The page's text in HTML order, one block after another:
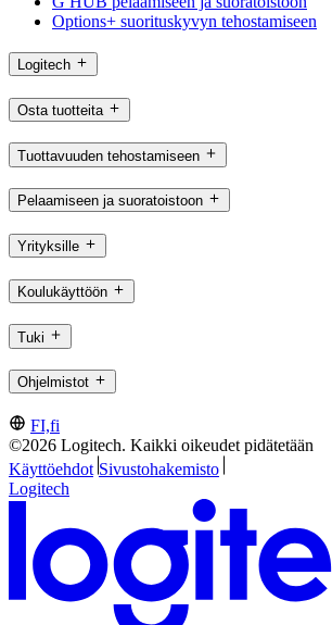
Options+ suorituskyvyn tehostamiseen
Logitech
Osta tuotteita
Tuottavuuden tehostamiseen
Pelaamiseen ja suoratoistoon
Yrityksille
Koulukäyttöön
Tuki
Ohjelmistot
FI,fi
©2026 Logitech. Kaikki oikeudet pidätetään
Käyttöehdot Sivustohakemisto
Logitech